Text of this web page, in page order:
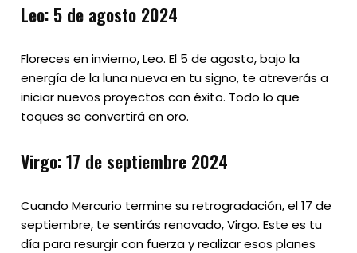
Leo: 5 de agosto 2024
Floreces en invierno, Leo. El 5 de agosto, bajo la
energía de la luna nueva en tu signo, te atreverás a
iniciar nuevos proyectos con éxito. Todo lo que
toques se convertirá en oro.
Virgo: 17 de septiembre 2024
Cuando Mercurio termine su retrogradación, el 17 de
septiembre, te sentirás renovado, Virgo. Este es tu
día para resurgir con fuerza y realizar esos planes